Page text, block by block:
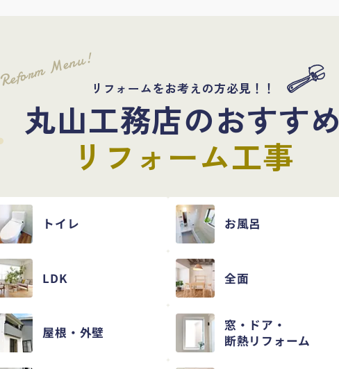
Reform Menu! リフォームをお考えの方必見！！
丸山工務店のおすすめ
リフォーム工事
トイレ お風呂
LDK 全面
屋根・外壁
窓・ドア・
断熱リフォーム